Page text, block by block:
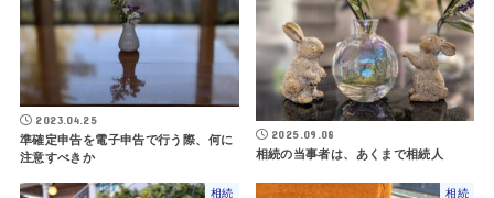
2023.04.25
準確定申告を電子申告で行う際、何に
注意すべきか
2025.09.08
相続の当事者は、あくまで相続人
相続 相続